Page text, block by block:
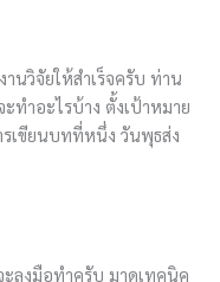
นวิจัยให้สำเร็จครับ ท่าน
ทำอะไรบ้าง ตั้งเป้าหมาย
เขียนบทที่หนึ่ง วันพุธส่ง
ะลงมือทำครับ มาดูเทคนิค